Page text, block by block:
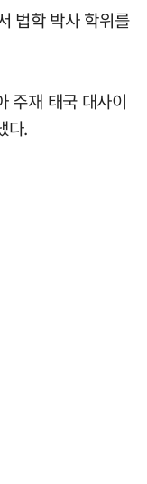
법학 박사 학위를
주재 태국 대사이
다.